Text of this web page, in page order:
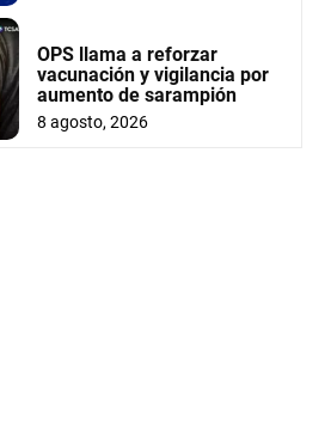
OPS llama a reforzar
vacunación y vigilancia por
aumento de sarampión
8 agosto, 2026